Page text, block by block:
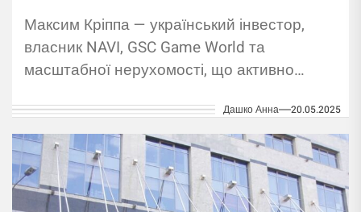
Максим Кріппа — український інвестор,
власник NAVI, GSC Game World та
масштабної нерухомості, що активно
Дашко Анна 20.05.2025